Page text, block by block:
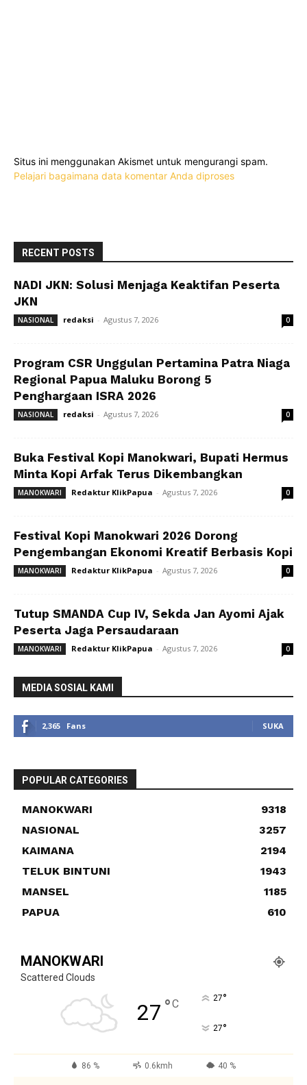
Situs ini menggunakan Akismet untuk mengurangi spam.
Pelajari bagaimana data komentar Anda diproses
RECENT POSTS
NADI JKN: Solusi Menjaga Keaktifan Peserta
JKN
NASIONAL redaksi - Agustus 7, 2026 0
Program CSR Unggulan Pertamina Patra Niaga
Regional Papua Maluku Borong 5
Penghargaan ISRA 2026
NASIONAL redaksi - Agustus 7, 2026 0
Buka Festival Kopi Manokwari, Bupati Hermus
Minta Kopi Arfak Terus Dikembangkan
MANOKWARI Redaktur KlikPapua - Agustus 7, 2026 0
Festival Kopi Manokwari 2026 Dorong
Pengembangan Ekonomi Kreatif Berbasis Kopi
MANOKWARI Redaktur KlikPapua - Agustus 7, 2026 0
Tutup SMANDA Cup IV, Sekda Jan Ayomi Ajak
Peserta Jaga Persaudaraan
MANOKWARI Redaktur KlikPapua - Agustus 7, 2026 0
MEDIA SOSIAL KAMI
2,365 Fans SUKA
POPULAR CATEGORIES
MANOKWARI
9318
NASIONAL
3257
KAIMANA
2194
TELUK BINTUNI
1943
MANSEL
1185
PAPUA
610
MANOKWARI
Scattered Clouds
27 °C 27°
27°
86 % 0.6kmh 40 %